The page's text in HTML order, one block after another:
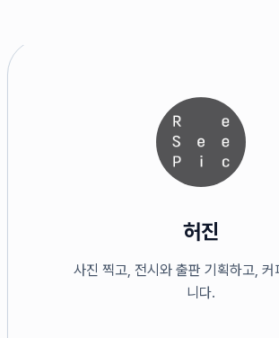
허진
사진 찍고, 전시와 출판 기획하고, 커
니다.